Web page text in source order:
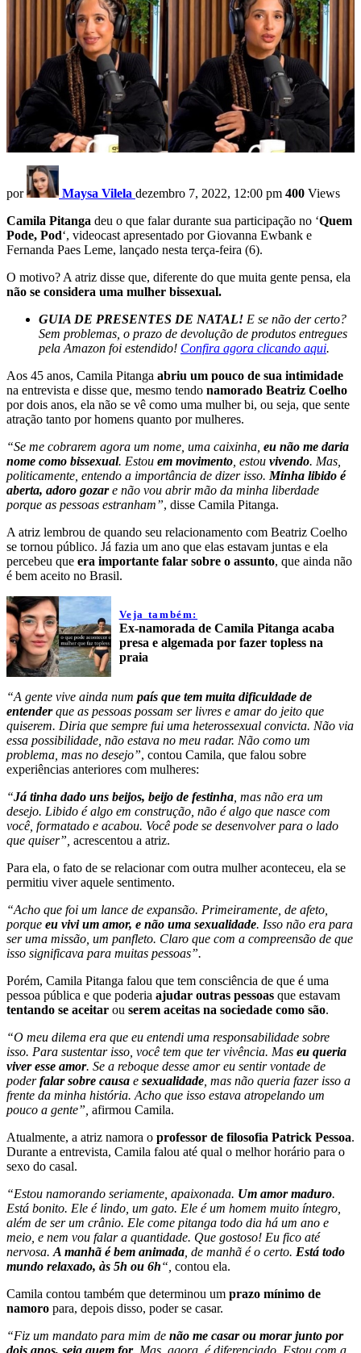
por Maysa Vilela dezembro 7, 2022, 12:00 pm 400 Views
Camila Pitanga deu o que falar durante sua participação no ‘Quem
Pode, Pod‘, videocast apresentado por Giovanna Ewbank e
Fernanda Paes Leme, lançado nesta terça-feira (6).
O motivo? A atriz disse que, diferente do que muita gente pensa, ela
não se considera uma mulher bissexual.
GUIA DE PRESENTES DE NATAL! E se não der certo?
Sem problemas, o prazo de devolução de produtos entregues
pela Amazon foi estendido! Confira agora clicando aqui.
Aos 45 anos, Camila Pitanga abriu um pouco de sua intimidade
na entrevista e disse que, mesmo tendo namorado Beatriz Coelho
por dois anos, ela não se vê como uma mulher bi, ou seja, que sente
atração tanto por homens quanto por mulheres.
“Se me cobrarem agora um nome, uma caixinha, eu não me daria
nome como bissexual. Estou em movimento , estou vivendo. Mas,
politicamente, entendo a importância de dizer isso. Minha libido é
aberta, adoro gozare não vou abrir mão da minha liberdade
porque as pessoas estranham”, disse Camila Pitanga.
A atriz lembrou de quando seu relacionamento com Beatriz Coelho
se tornou público. Já fazia um ano que elas estavam juntas e ela
percebeu que era importante falar sobre o assunto, que ainda não
é bem aceito no Brasil.
Veja também:
Ex-namorada de Camila Pitanga acaba
presa e algemada por fazer topless na
praia
“A gente vive ainda num país que tem muita dificuldade de
entenderque as pessoas possam ser livres e amar do jeito que
quiserem. Diria que sempre fui uma heterossexual convicta. Não via
essa possibilidade, não estava no meu radar. Não como um
problema, mas no desejo”, contou Camila, que falou sobre
experiências anteriores com mulheres:
“Já tinha dado uns beijos, beijo de festinha , mas não era um
desejo. Libido é algo em construção, não é algo que nasce com
você, formatado e acabou. Você pode se desenvolver para o lado
que quiser”, acrescentou a atriz.
Para ela, o fato de se relacionar com outra mulher aconteceu, ela se
permitiu viver aquele sentimento.
“Acho que foi um lance de expansão. Primeiramente, de afeto,
porque eu vivi um amor, e não uma sexualidade. Isso não era para
ser uma missão, um panfleto. Claro que com a compreensão de que
isso significava para muitas pessoas”.
Porém, Camila Pitanga falou que tem consciência de que é uma
pessoa pública e que poderia ajudar outras pessoas que estavam
tentando se aceitar ou serem aceitas na sociedade como são.
“O meu dilema era que eu entendi uma responsabilidade sobre
isso. Para sustentar isso, você tem que ter vivência. Mas eu queria
viver esse amor. Se a reboque desse amor eu sentir vontade de
poderfalar sobre causa e sexualidade , mas não queria fazer isso a
frente da minha história. Acho que isso estava atropelando um
pouco a gente”, afirmou Camila.
Atualmente, a atriz namora o professor de filosofia Patrick Pessoa.
Durante a entrevista, Camila falou até qual o melhor horário para o
sexo do casal.
“Estou namorando seriamente, apaixonada. Um amor maduro.
Está bonito. Ele é lindo, um gato. Ele é um homem muito íntegro,
além de ser um crânio. Ele come pitanga todo dia há um ano e
meio, e nem vou falar a quantidade. Que gostoso! Eu fico até
nervosa. A manhã é bem animada , de manhã é o certo. Está todo
mundo relaxado, às 5h ou 6h“, contou ela.
Camila contou também que determinou um prazo mínimo de
namoro para, depois disso, poder se casar.
“Fiz um mandato para mim de não me casar ou morar junto por